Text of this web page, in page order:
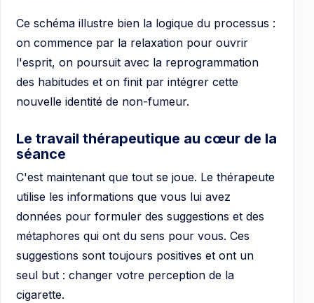
Ce schéma illustre bien la logique du processus :
on commence par la relaxation pour ouvrir
l'esprit, on poursuit avec la reprogrammation
des habitudes et on finit par intégrer cette
nouvelle identité de non-fumeur.
Le travail thérapeutique au cœur de la
séance
C'est maintenant que tout se joue. Le thérapeute
utilise les informations que vous lui avez
données pour formuler des suggestions et des
métaphores qui ont du sens pour vous. Ces
suggestions sont toujours positives et ont un
seul but : changer votre perception de la
cigarette.